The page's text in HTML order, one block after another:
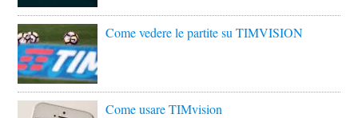
Come vedere le partite su TIMVISION
Come usare TIMvision